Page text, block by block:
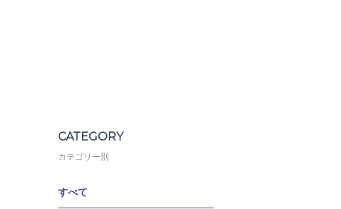
CATEGORY
カテゴリー別
すべて